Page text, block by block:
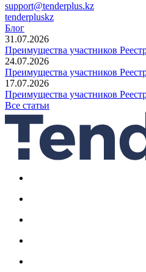
support@tenderplus.kz
tenderpluskz
Блог
31.07.2026
Преимущества участников
24.07.2026
Преимущества участников
17.07.2026
Преимущества участников
Все статьи